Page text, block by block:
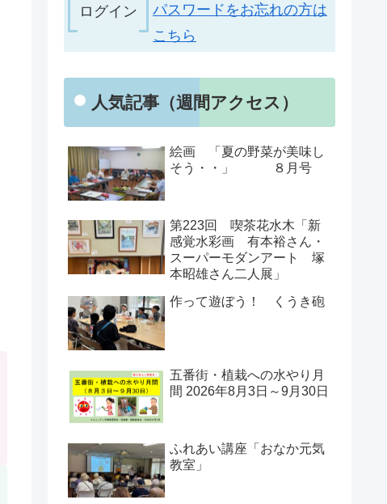
パスワードをお忘れの方は
こちら
人気記事（週間アクセス）
絵画 「夏の野菜が美味し
そう・・」 ８月号
第223回 喫茶花水木「新
感覚水彩画 有本裕さん・
スーパーモダンアート 塚
本昭雄さん二人展」
作って遊ぼう！ くうき砲
五番街・植栽への水やり月
間 2026年8月3日～9月30日
ふれあい講座「おなか元気
教室」